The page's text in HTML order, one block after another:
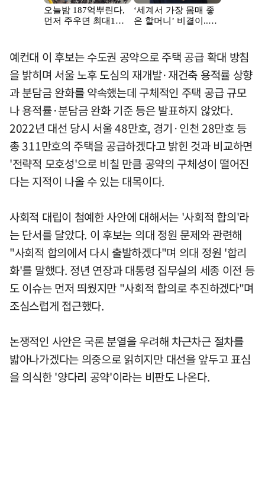
예컨대 이 후보는 수도권 공약으로 주택 공급 확대 방침
을 밝히며 서울 노후 도심의 재개발·재건축 용적률 상향
과 분담금 완화를 약속했는데 구체적인 주택 공급 규모
나 용적률·분담금 완화 기준 등은 발표하지 않았다.
2022년 대선 당시 서울 48만호, 경기·인천 28만호 등
총 311만호의 주택을 공급하겠다고 밝힌 것과 비교하면
'전략적 모호성'으로 비칠 만큼 공약의 구체성이 떨어진
다는 지적이 나올 수 있는 대목이다.
사회적 대립이 첨예한 사안에 대해서는 '사회적 합의'라
는 단서를 달았다. 이 후보는 의대 정원 문제와 관련해
"사회적 합의에서 다시 출발하겠다"며 의대 정원 '합리
화'를 말했다. 정년 연장과 대통령 집무실의 세종 이전 등
도 이슈는 먼저 띄웠지만 "사회적 합의로 추진하겠다"며
조심스럽게 접근했다.
논쟁적인 사안은 국론 분열을 우려해 차근차근 절차를
밟아나가겠다는 의중으로 읽히지만 대선을 앞두고 표심
을 의식한 '양다리 공약'이라는 비판도 나온다.